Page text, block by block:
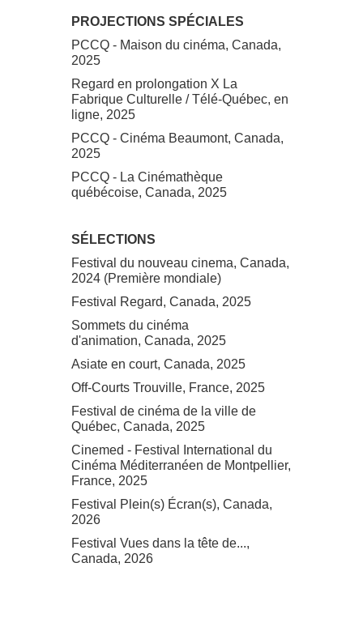
PROJECTIONS SPÉCIALES
PCCQ - Maison du cinéma, Canada,
2025
Regard en prolongation X La
Fabrique Culturelle / Télé-Québec, en
ligne, 2025
PCCQ - Cinéma Beaumont, Canada,
2025
PCCQ - La Cinémathèque
québécoise, Canada, 2025
SÉLECTIONS
Festival du nouveau cinema, Canada,
2024 (Première mondiale)
Festival Regard, Canada, 2025
Sommets du cinéma
d'animation, Canada, 2025
Asiate en court, Canada, 2025
Off-Courts Trouville, France, 2025
Festival de cinéma de la ville de
Québec, Canada, 2025
Cinemed - Festival International du
Cinéma Méditerranéen de Montpellier,
France, 2025
Festival Plein(s) Écran(s), Canada,
2026
Festival Vues dans la tête de...,
Canada, 2026